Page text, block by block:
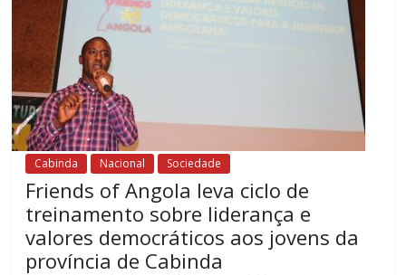
Cabinda Nacional Sociedade
Friends of Angola leva ciclo de
treinamento sobre liderança e
valores democráticos aos jovens da
província de Cabinda